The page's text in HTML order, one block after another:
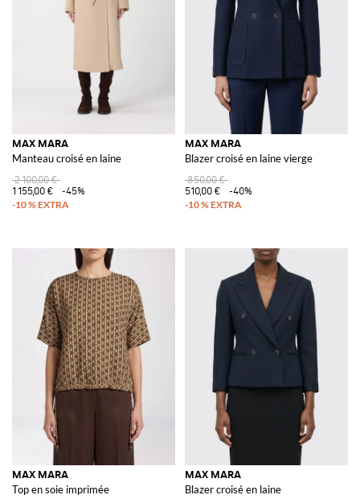
MAX MARA
Manteau croisé en laine
2 100,00 €
1 155,00 €
-45%
MAX MARA
Blazer croisé en laine vierge
850,00 €
510,00 €
-40%
MAX MARA
Top en soie imprimée
MAX MARA
Blazer croisé en laine